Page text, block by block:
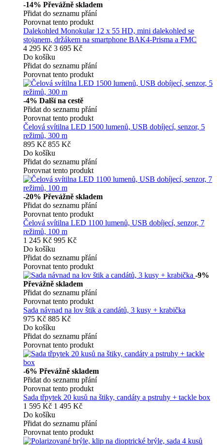
-14% Převážně skladem
Přidat do seznamu přání
Porovnat tento produkt
Dalekohled Monokular 12 x 55 HD, mini dalekohled se
stojanem, držákem na smartphone BAK4-Prisma a FMC
4 295 Kč 3 695 Kč
Do košíku
Přidat do seznamu přání
Porovnat tento produkt
-4% Další na cestě
Přidat do seznamu přání
Porovnat tento produkt
Čelová svítilna LED 1500 lumenů, USB dobíjecí, senzor, 5
režimů, 300 m
895 Kč 855 Kč
Do košíku
Přidat do seznamu přání
Porovnat tento produkt
-20% Převážně skladem
Přidat do seznamu přání
Porovnat tento produkt
Čelová svítilna LED 1100 lumenů, USB dobíjecí, senzor, 7
režimů, 100 m
1 245 Kč 995 Kč
Do košíku
Přidat do seznamu přání
Porovnat tento produkt
-9%
Převážně skladem
Přidat do seznamu přání
Porovnat tento produkt
Sada návnad na lov štik a candátů, 3 kusy + krabička
975 Kč 885 Kč
Do košíku
Přidat do seznamu přání
Porovnat tento produkt
-6% Převážně skladem
Přidat do seznamu přání
Porovnat tento produkt
Sada třpytek 20 kusů na štiky, candáty a pstruhy + tackle box
1 595 Kč 1 495 Kč
Do košíku
Přidat do seznamu přání
Porovnat tento produkt